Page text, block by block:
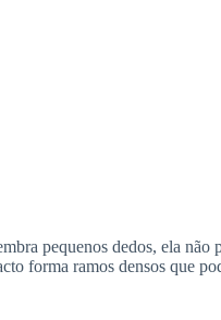
pequenos dedos, ela não
forma ramos densos que